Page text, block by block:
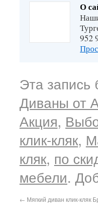
О
952
Эта запись
Диваны от
Акция,
клик-кляк,
кляк, по
мебели.
← Мягкий диван клик-кляк